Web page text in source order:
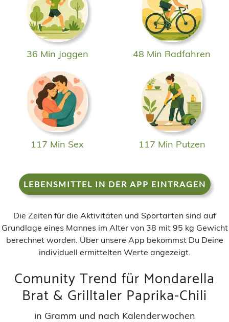
36 Min Joggen 48 Min Radfahren
117 Min Sex 117 Min Putzen
LEBENSMITTEL IN DER APP EINTRAGEN
Die Zeiten für die Aktivitäten und Sportarten sind auf
Grundlage eines Mannes im Alter von 38 mit 95 kg Gewicht
berechnet worden. Über unsere App bekommst Du Deine
individuell ermittelten Werte angezeigt.
Comunity Trend für Mondarella
Brat & Grilltaler Paprika-Chili
in Gramm und nach Kalenderwochen